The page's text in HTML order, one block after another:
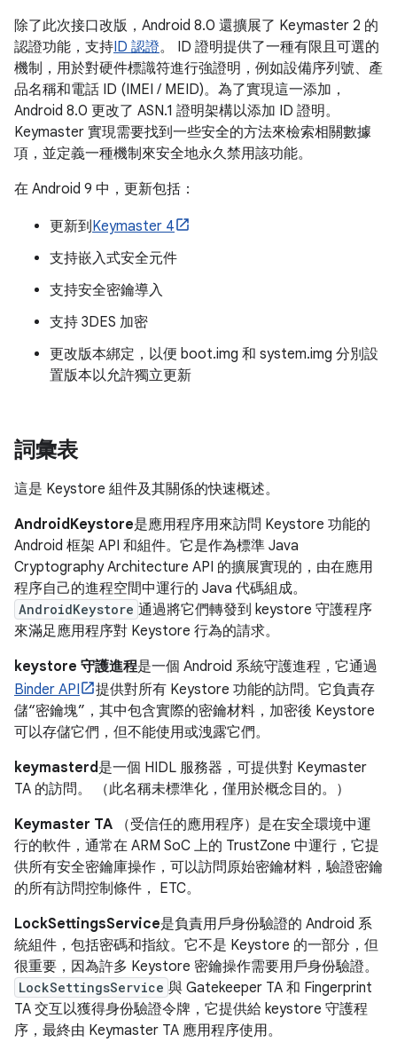
除了此次接口改版，Android 8.0 還擴展了 Keymaster 2 的
認證功能，支持ID 認證。 ID 證明提供了一種有限且可選的
機制，用於對硬件標識符進行強證明，例如設備序列號、產
品名稱和電話 ID (IMEI / MEID)。為了實現這一添加，
Android 8.0 更改了 ASN.1 證明架構以添加 ID 證明。
Keymaster 實現需要找到一些安全的方法來檢索相關數據
項，並定義一種機制來安全地永久禁用該功能。
在 Android 9 中，更新包括：
更新到Keymaster 4
支持嵌入式安全元件
支持安全密鑰導入
支持 3DES 加密
更改版本綁定，以便 boot.img 和 system.img 分別設
置版本以允許獨立更新
詞彙表
這是 Keystore 組件及其關係的快速概述。
AndroidKeystore是應用程序用來訪問 Keystore 功能的
Android 框架 API 和組件。它是作為標準 Java
Cryptography Architecture API 的擴展實現的，由在應用
程序自己的進程空間中運行的 Java 代碼組成。
AndroidKeystore 通過將它們轉發到 keystore 守護程序
來滿足應用程序對 Keystore 行為的請求。
keystore 守護進程是一個 Android 系統守護進程，它通過
Binder API
提供對所有 Keystore 功能的訪問。它負責存
儲“密鑰塊”，其中包含實際的密鑰材料，加密後 Keystore
可以存儲它們，但不能使用或洩露它們。
keymasterd是一個 HIDL 服務器，可提供對 Keymaster
TA 的訪問。 （此名稱未標準化，僅用於概念目的。）
Keymaster TA （受信任的應用程序）是在安全環境中運
行的軟件，通常在 ARM SoC 上的 TrustZone 中運行，它提
供所有安全密鑰庫操作，可以訪問原始密鑰材料，驗證密鑰
的所有訪問控制條件， ETC。
LockSettingsService是負責用戶身份驗證的 Android 系
統組件，包括密碼和指紋。它不是 Keystore 的一部分，但
很重要，因為許多 Keystore 密鑰操作需要用戶身份驗證。
LockSettingsService 與 Gatekeeper TA 和 Fingerprint
TA 交互以獲得身份驗證令牌，它提供給 keystore 守護程
序，最終由 Keymaster TA 應用程序使用。